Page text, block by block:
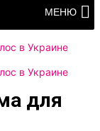
МЕНЮ
в Украине
в Украине
для